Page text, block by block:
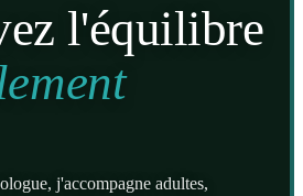
l'équilibre
j'accompagne adultes,